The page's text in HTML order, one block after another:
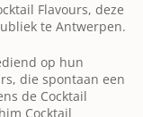
Flavours, deze
te Antwerpen.
op hun
die spontaan een
de Cocktail
Cocktail